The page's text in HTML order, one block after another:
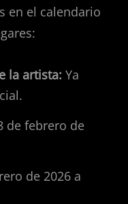
en el calendario
la artista: Ya
de febrero de
de 2026 a